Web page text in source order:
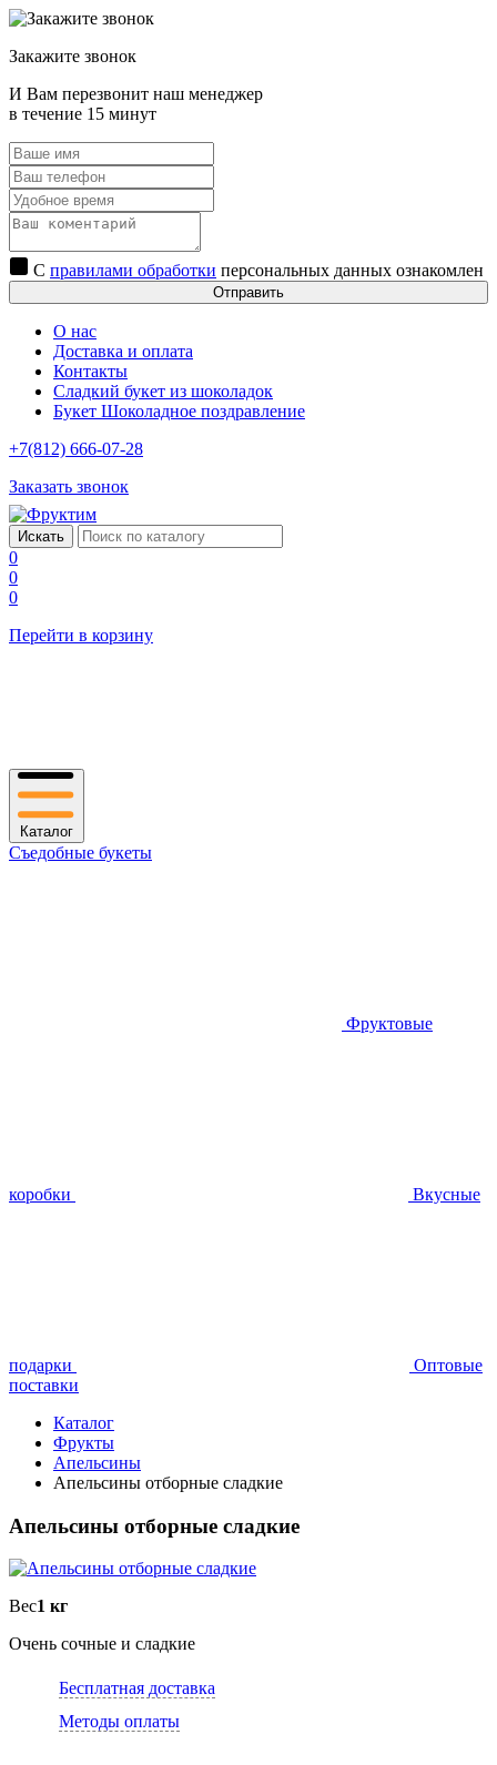
Закажите звонок
И Вам перезвонит наш менеджер
в течение 15 минут
С правилами обработки персональных данных ознакомлен
Отправить
О нас
Доставка и оплата
Контакты
Сладкий букет из шоколадок
Букет Шоколадное поздравление
+7(812) 666-07-28
Заказать звонок
0
0
0
Перейти в корзину
Каталог
Съедобные букеты
Фруктовые
коробки Вкусные
подарки
Оптовые
поставки
Каталог
Фрукты
Апельсины
Апельсины отборные сладкие
Апельсины отборные сладкие
Вес1 кг
Очень сочные и сладкие
Бесплатная доставка
Методы оплаты